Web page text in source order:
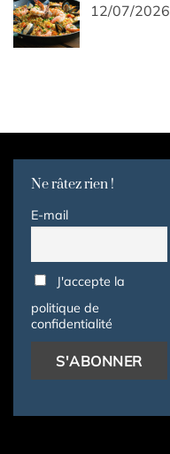
12/07/2026
Ne râtez rien !
E-mail
J'accepte la
politique de
confidentialité